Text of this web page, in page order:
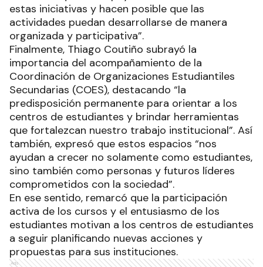
estas iniciativas y hacen posible que las
actividades puedan desarrollarse de manera
organizada y participativa”.
Finalmente, Thiago Coutiño subrayó la
importancia del acompañamiento de la
Coordinación de Organizaciones Estudiantiles
Secundarias (COES), destacando “la
predisposición permanente para orientar a los
centros de estudiantes y brindar herramientas
que fortalezcan nuestro trabajo institucional”. Así
también, expresó que estos espacios “nos
ayudan a crecer no solamente como estudiantes,
sino también como personas y futuros líderes
comprometidos con la sociedad”.
En ese sentido, remarcó que la participación
activa de los cursos y el entusiasmo de los
estudiantes motivan a los centros de estudiantes
a seguir planificando nuevas acciones y
propuestas para sus instituciones.
Ads